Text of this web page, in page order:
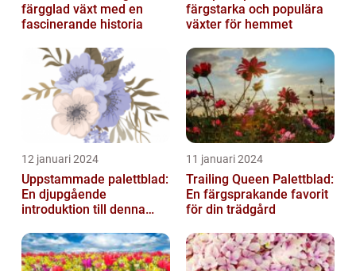
färgglad växt med en
fascinerande historia
färgstarka och populära
växter för hemmet
12 januari 2024
Uppstammade palettblad:
En djupgående
introduktion till denna
11 januari 2024
Trailing Queen Palettblad:
En färgsprakande favorit
för din trädgård